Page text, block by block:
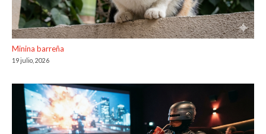
Minina barreña
19 julio, 2026